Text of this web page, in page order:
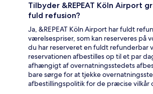
Tilbyder &REPEAT Köln Airport
fuld refusion?
Ja, &REPEAT Köln Airport har fuldt
værelsespriser, som kan reserveres på
du har reserveret en fuldt refunderbar
reservationen afbestilles op til et par
afhængigt af overnatningsstedets
bare sørge for at tjekke
afbestillingspolitik for de præcise vilkår